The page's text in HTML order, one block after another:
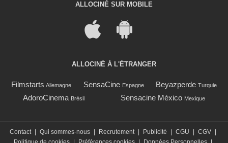
ALLOCINÉ SUR MOBILE
ALLOCINÉ À L'ÉTRANGER
Filmstarts Allemagne SensaCine Espagne Beyazperde Turquie
AdoroCinema Brésil Sensacine México Mexique
Contact Qui sommes-nous Recrutement Publicité CGU CGV